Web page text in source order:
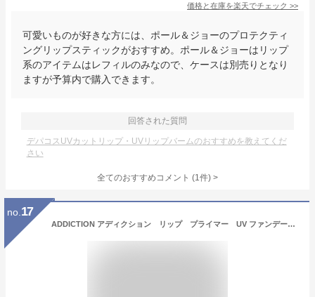
価格と在庫を楽天でチェック >>
可愛いものが好きな方には、ポール＆ジョーのプロテクティ
ングリップスティックがおすすめ。ポール＆ジョーはリップ
系のアイテムはレフィルのみなので、ケースは別売りとなり
ますが予算内で購入できます。
回答された質問
デパコスUVカットリップ・UVリップバームのおすすめを教えてくだ
さい
全てのおすすめコメント (1件) >
no. 17
ADDICTION アディクション リップ プライマー UV ファンデーション用スポンジ